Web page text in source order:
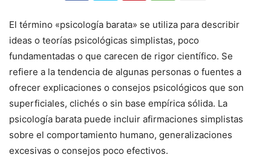
El término «psicología barata» se utiliza para describir
ideas o teorías psicológicas simplistas, poco
fundamentadas o que carecen de rigor científico. Se
refiere a la tendencia de algunas personas o fuentes a
ofrecer explicaciones o consejos psicológicos que son
superficiales, clichés o sin base empírica sólida. La
psicología barata puede incluir afirmaciones simplistas
sobre el comportamiento humano, generalizaciones
excesivas o consejos poco efectivos.